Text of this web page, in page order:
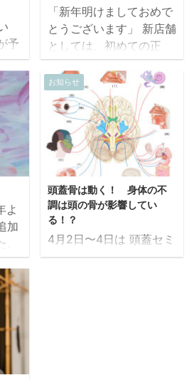
予
し
ざ
土
よ
ま
「新年明けましておめで
とうございます」 新店舗
としては、初めての正
月。昨年を振り返ると、
短くも濃い実りのある1
年だったように思いま
す。 当院にご来店いた
だきました、 全ての皆様
に感謝致します。 あり
がとうございました。
本年もどうぞよろしくお
願い致します。 とは
私は言いません。。 皆
様に今後も支持し続けて
よ
加
。
お知らせ
頭蓋骨は動く！ 身体の不
調は頭の骨が影響してい
る！？
4月2日〜4日は 頭蓋セミ
ナーＪＯＰＡ主催 に参加